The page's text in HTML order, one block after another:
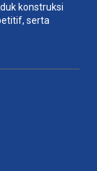
konstruksi
serta